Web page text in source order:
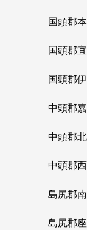
国頭郡
国頭郡
国頭郡
中頭郡
中頭郡
中頭郡
島尻郡
島尻郡